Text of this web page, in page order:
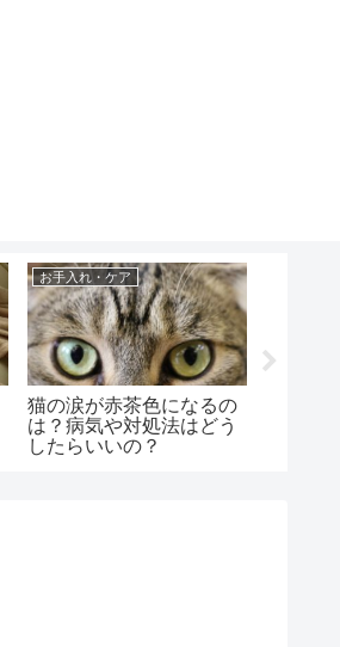
お手入れ・ケア
猫の涙が赤茶色になるの
は？病気や対処法はどう
したらいいの？